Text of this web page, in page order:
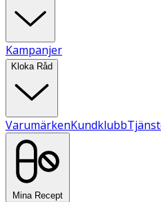
Kampanjer
Kloka Råd
VarumärkenKundklubb
Mina Recept